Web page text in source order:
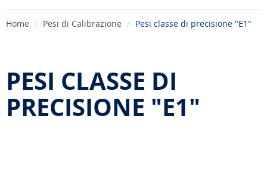
Home Pesi di Calibrazione Pesi classe di precisione "E1"
PESI CLASSE DI
PRECISIONE "E1"